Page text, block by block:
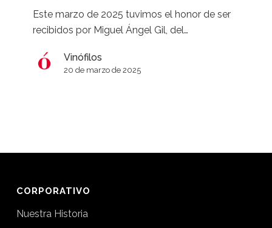
Jumilla
producir
Este marzo de 2025 tuvimos el honor de ser
recibidos por Miguel Ángel Gil, del…
Vinófilos
20 de marzo de 2025
CORPORATIVO
Nuestra Historia